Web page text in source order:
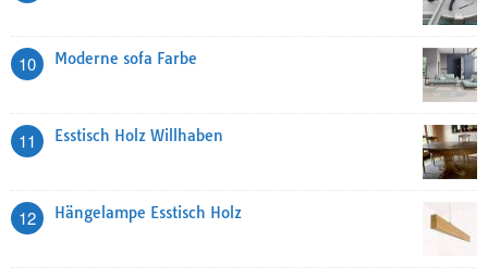
10 Moderne sofa Farbe
11 Esstisch Holz Willhaben
12 Hängelampe Esstisch Holz